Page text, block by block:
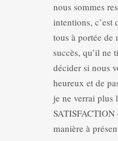
nous sommes
intentions, c’est
tous à portée de
succès, qu’il ne
décider si nous
heureux et de
je ne verrai plus
SATISFACTION
manière à